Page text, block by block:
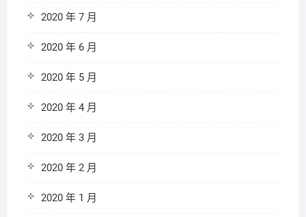
2020 年 7 月
2020 年 6 月
2020 年 5 月
2020 年 4 月
2020 年 3 月
2020 年 2 月
2020 年 1 月